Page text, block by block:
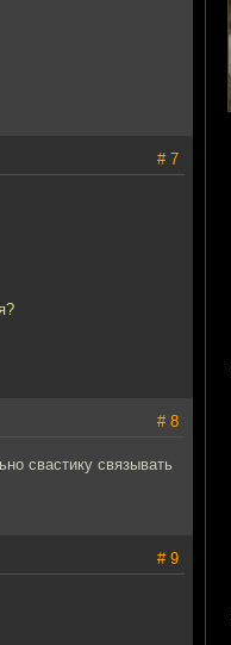
# 7
# 8
свастику связывать
# 9